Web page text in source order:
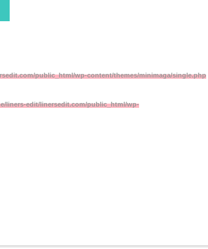
public_html/wp-content/themes/minimaga/single.php
liners-edit/linersedit.com/public_html/wp-